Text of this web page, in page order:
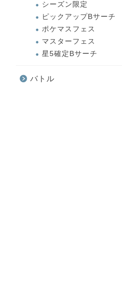
シーズン限定
ピックアップBサーチ
ポケマスフェス
マスターフェス
星5確定Bサーチ
バトル